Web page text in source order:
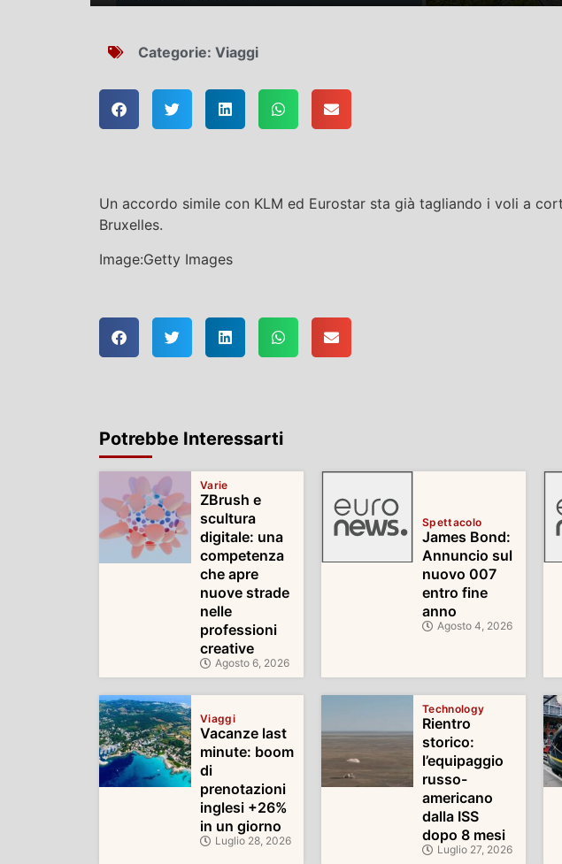
Categorie: Viaggi
Un accordo simile con KLM ed Eurostar sta già tagliando i voli a
Bruxelles.
Image:Getty Images
Potrebbe Interessarti
Varie
ZBrush e
scultura
digitale: una
competenza
che apre
nuove strade
nelle
professioni
creative
Agosto 6, 2026
Spettacolo
James Bond:
Annuncio sul
nuovo 007
entro fine
anno
Agosto 4, 2026
Viaggi
Vacanze last
minute: boom
di
prenotazioni
inglesi +26%
in un giorno
Luglio 28, 2026
Technology
Rientro
storico:
l’equipaggio
russo-
americano
dalla ISS
dopo 8 mesi
Luglio 27, 2026